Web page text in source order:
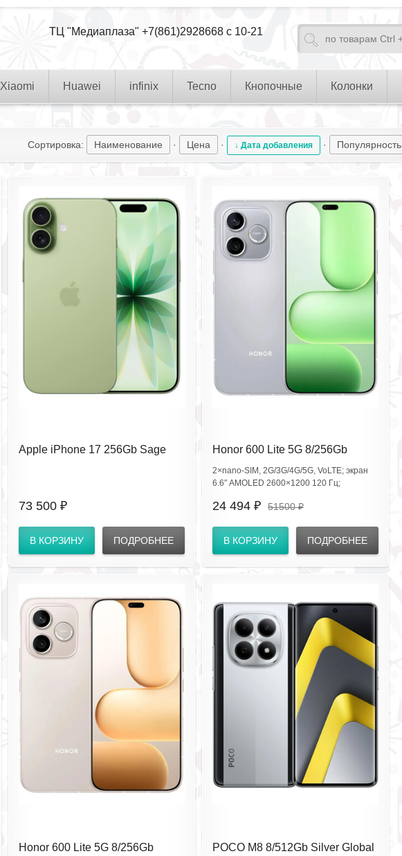
ТЦ "Медиаплаза" +7(861)2928668 с 10-21
Xiaomi Huawei infinix Tecno Кнопочные Колонки
Сортировка: Наименование · Цена · ↓ Дата добавления · Популярность
Apple iPhone 17 256Gb Sage
73 500 ₽
В КОРЗИНУ ПОДРОБНЕЕ
Honor 600 Lite 5G 8/256Gb
Velvet Gray LNA-NX1 (EAC)
2×nano‑SIM, 2G/3G/4G/5G, VoLTE; экран
6.6″ AMOLED 2600×1200 120 Гц;
Мп; 6520 мА·ч, SuperCharge 45W; Wi‑Fi
24 494 ₽ 51500 ₽
В КОРЗИНУ ПОДРОБНЕЕ
Honor 600 Lite 5G 8/256Gb
POCO M8 8/512Gb Silver Global